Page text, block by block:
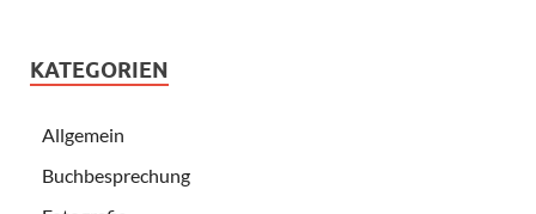
KATEGORIEN
Allgemein
Buchbesprechung